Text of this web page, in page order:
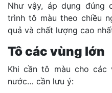
Như vậy, áp dụng đúng
trình tô màu theo chiều
quả và chất lượng cao
Tô các vùng lớn
Khi cần tô màu cho các
nước… cần lưu ý: